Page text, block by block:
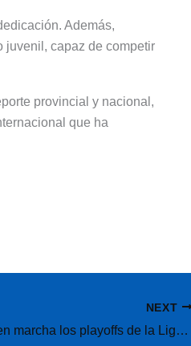
Además,
juvenil, capaz de competir
provincial y nacional,
que ha
NEXT
Urquiza pone en marcha los playoffs de la Liga Federal y ya vende entradas para el duelo ante Sparta